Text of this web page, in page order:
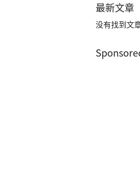
最新文章
没有找到文